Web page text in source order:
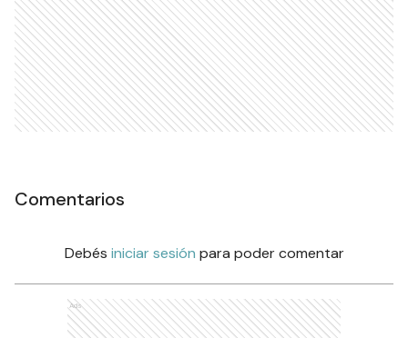
Comentarios
Debés iniciar sesión para poder comentar
Ads